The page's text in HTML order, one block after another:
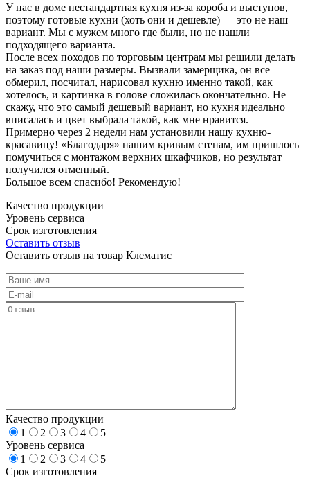
У нас в доме нестандартная кухня из-за короба и выступов,
поэтому готовые кухни (хоть они и дешевле) — это не наш
вариант. Мы с мужем много где были, но не нашли
подходящего варианта.
После всех походов по торговым центрам мы решили делать
на заказ под наши размеры. Вызвали замерщика, он все
обмерил, посчитал, нарисовал кухню именно такой, как
хотелось, и картинка в голове сложилась окончательно. Не
скажу, что это самый дешевый вариант, но кухня идеально
вписалась и цвет выбрала такой, как мне нравится.
Примерно через 2 недели нам установили нашу кухню-
красавицу! «Благодаря» нашим кривым стенам, им пришлось
помучиться с монтажом верхних шкафчиков, но результат
получился отменный.
Большое всем спасибо! Рекомендую!
Качество продукции
Уровень сервиса
Срок изготовления
Оставить отзыв
Оставить отзыв на товар Клематис
Качество продукции
1
2 3 4
5
Уровень сервиса
1
2 3 4
5
Срок изготовления